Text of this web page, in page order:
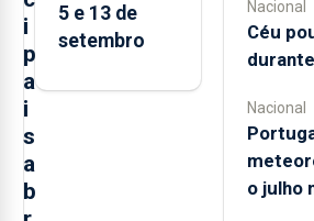
i
p
a
i
s
a
b
5 e 13 de
setembro
Nacional
Céu
Nacional
o julho